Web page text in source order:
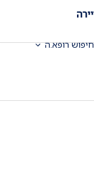
חיפוש רופא.ה